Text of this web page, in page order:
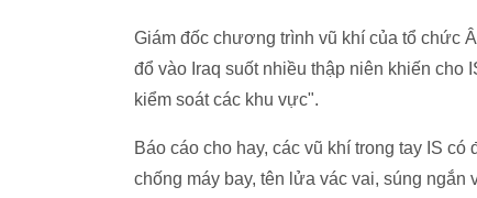
Giám đốc chương trình vũ khí của tổ chức
đổ vào Iraq suốt nhiều thập niên khiến
kiểm soát các khu vực".
Báo cáo cho hay, các vũ khí trong tay IS
chống máy bay, tên lửa vác vai, súng